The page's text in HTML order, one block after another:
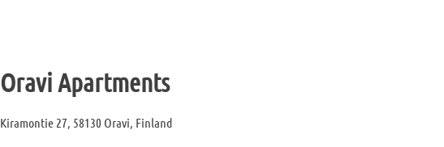
Oravi Apartments
Kiramontie 27, 58130 Oravi, Finland